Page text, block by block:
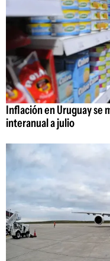
Inflación en Uruguay se
interanual a julio